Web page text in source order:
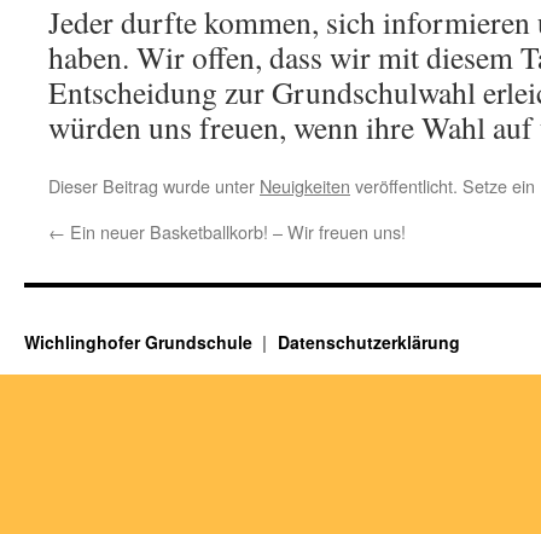
Jeder durfte kommen, sich informieren
haben. Wir offen, dass wir mit diesem
Entscheidung zur Grundschulwahl
würden uns freuen, wenn ihre Wahl auf
Dieser Beitrag wurde unter Neuigkeiten veröffentlicht. Setze
← Ein neuer Basketballkorb! – Wir freuen uns!
Wichlinghofer Grundschule Datenschutzerklärung